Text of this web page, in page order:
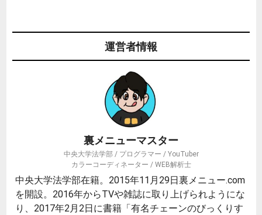
運営者情報
裏メニューマスター
中央大学法学部 / プログラマー / YouTuber
カラーコーディネーター / WEB解析士
中央大学法学部在籍。2015年11月29日裏メニュー.com
を開設。2016年からTVや雑誌に取り上げられようにな
り、2017年2月2日に書籍「有名チェーンのびっくりす